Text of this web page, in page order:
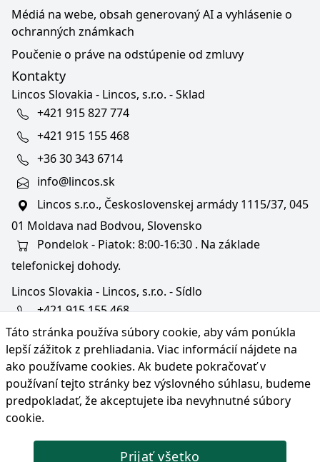
Táto stránka používa súbory cookie, aby vám ponúkla
lepší zážitok z prehliadania. Viac informácií nájdete na
ako používame cookies. Ak budete pokračovať v
používaní tejto stránky bez výslovného súhlasu, budeme
predpokladať, že akceptujete iba nevyhnutné súbory
cookie.
Prijať všetko
Médiá na webe, obsah generovaný AI a vyhlásenie o
ochranných známkach
Poučenie o práve na odstúpenie od zmluvy
Kontakty
Lincos Slovakia - Lincos, s.r.o. - Sklad
+421 915 827 774
+421 915 155 468
+36 30 343 6714
info@lincos.sk
Lincos s.r.o., Československej armády 1115/37, 045
01 Moldava nad Bodvou, Slovensko
Pondelok - Piatok: 8:00-16:30 . Na základe
telefonickej dohody.
Lincos Slovakia - Lincos, s.r.o. - Sídlo
+421 915 155 468
+36/30 343 6714
bratislava@lincos.sk
Lincos s.r.o., Rustaveliho 4, 831 06 Bratislava - m. č.
Rača, Slovensko
Iba sídlo firmy